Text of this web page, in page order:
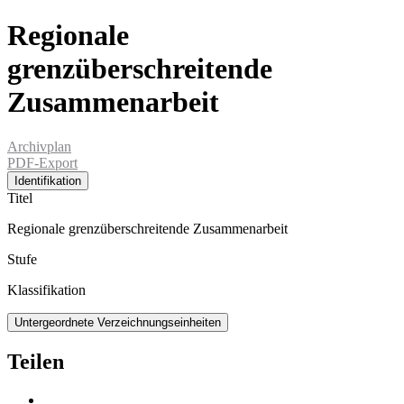
Regionale
grenzüberschreitende
Zusammenarbeit
Archivplan
PDF-Export
Identifikation
Titel
Regionale grenzüberschreitende Zusammenarbeit
Stufe
Klassifikation
Untergeordnete Verzeichnungseinheiten
Teilen